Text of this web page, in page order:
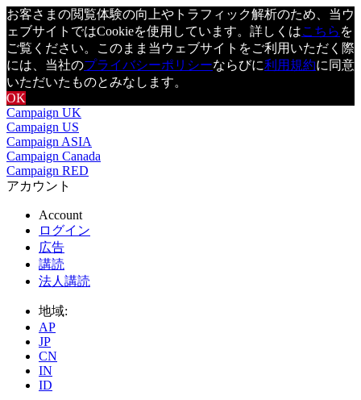
お客さまの閲覧体験の向上やトラフィック解析のため、当ウ
ェブサイトではCookieを使用しています。詳しくはこちら を
ご覧ください。このまま当ウェブサイトをご利用いただく際
には、当社のプライバシーポリシーならびに利用規約に同意
いただいたものとみなします。
OK
Campaign UK
Campaign US
Campaign ASIA
Campaign Canada
Campaign RED
アカウント
Account
ログイン
広告
講読
法人講読
地域:
AP
JP
CN
IN
ID